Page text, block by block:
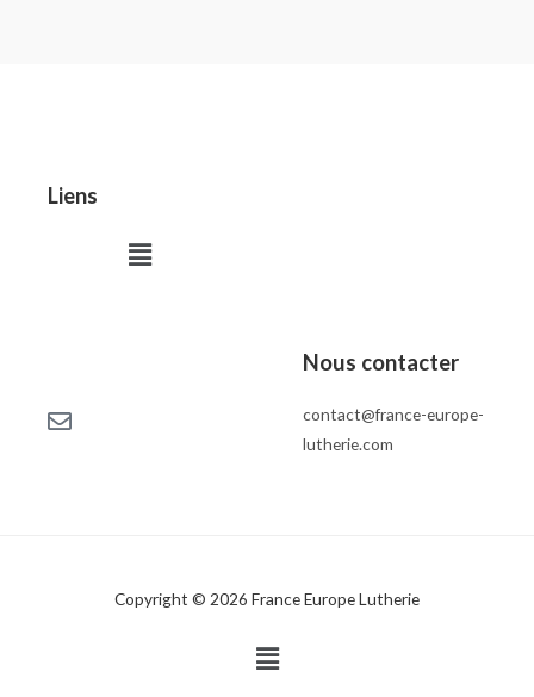
Liens
Menu
Nous contacter
contact@france-europe-
lutherie.com
Copyright © 2026 France Europe Lutherie
Menu